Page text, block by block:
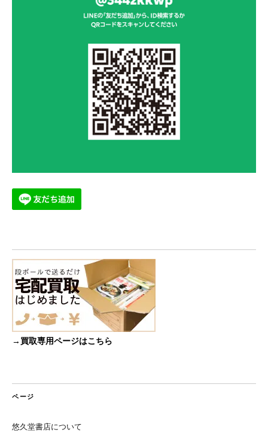
→買取専用ページはこちら
ページ
悠久堂書店について